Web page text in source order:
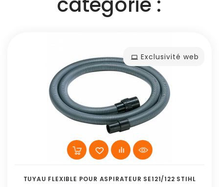
Exclusivité web
TUYAU FLEXIBLE POUR ASPIRATEUR SE121/122 STIHL